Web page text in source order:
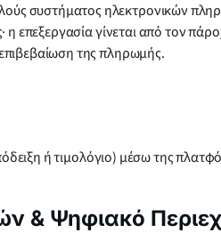
συστήματος ηλεκτρονικών
η επεξεργασία γίνεται από τον
της πληρωμής.
ή τιμολόγιο) μέσω της
& Ψηφιακό